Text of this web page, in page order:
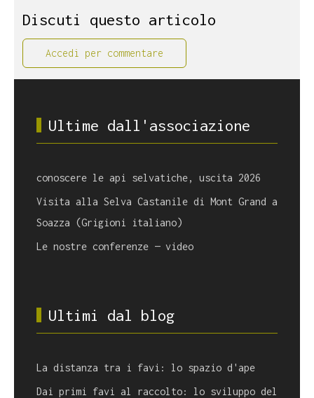
Discuti questo articolo
Accedi per commentare
Ultime dall'associazione
conoscere le api selvatiche, uscita 2026
Visita alla Selva Castanile di Mont Grand a
Soazza (Grigioni italiano)
Le nostre conferenze — video
Ultimi dal blog
La distanza tra i favi: lo spazio d'ape
Dai primi favi al raccolto: lo sviluppo del